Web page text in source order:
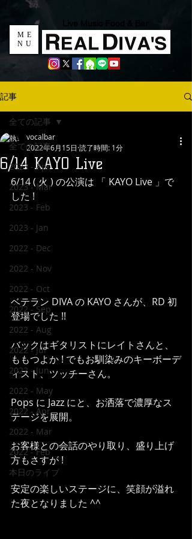
ME
NU
Live Music Food & Bar
記事
全ての記事
2023 - Apr
2023 - Mar
2023 - Feb
2023 - Jan
2022 - Dec
2022 - Nov
2022 - Oct
2022 - Sep
2022 - Aug
2022 - Jul
2022 - Jun
2022 - May
2022 - Apr
2022 - Mar
2022 - Feb
本日のライブ
全ての記事
6/14 KAYO Live
vocalbar
2022年6月15日 読了時間: 1分
6/14 ( 火 ) の公演は 「 KAYO Live 」で
した !
ベテラン DIVA の KAYO さんが、RD 初
登場でした !!
バックはギタリストにレイトさんと、
ももつよか ! でもお馴染みのキーボーデ
ィスト、ツッチーさん。
Pops に Jazz にと、お洒落で濃厚なス
テージを展開。
お客様との会話のやり取り、盛り上げ
方もさすが !
安定の楽しいステージに、笑顔が溢れ
た夜となりました ^^